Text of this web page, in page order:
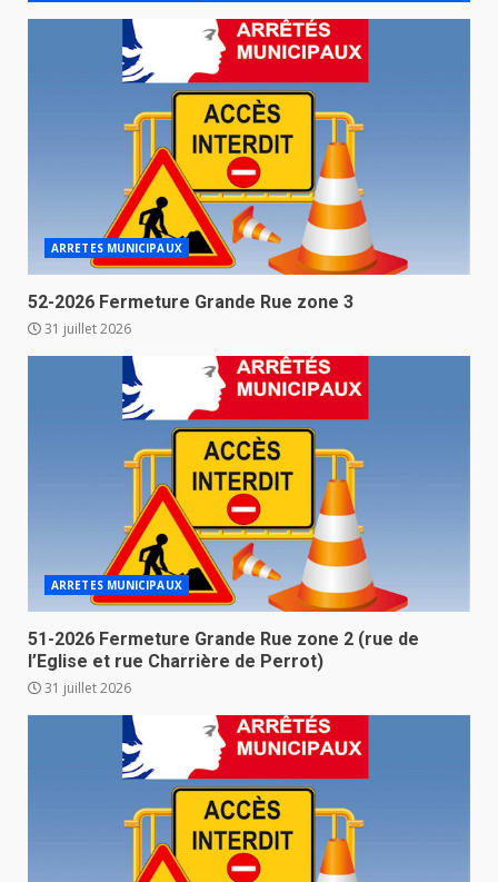
ARRETES MUNICIPAUX
52-2026 Fermeture Grande Rue zone 3
31 juillet 2026
ARRETES MUNICIPAUX
51-2026 Fermeture Grande Rue zone 2 (rue de
l’Eglise et rue Charrière de Perrot)
31 juillet 2026